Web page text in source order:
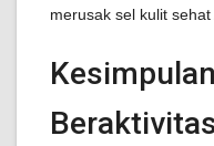
merusak sel kulit sehat